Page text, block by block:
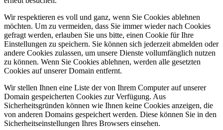
Wir respektieren es voll und ganz, wenn Sie Cookies ablehnen
möchten. Um zu vermeiden, dass Sie immer wieder nach Cookies
gefragt werden, erlauben Sie uns bitte, einen Cookie für Ihre
Einstellungen zu speichern. Sie können sich jederzeit abmelden oder
andere Cookies zulassen, um unsere Dienste vollumfänglich nutzen
zu können. Wenn Sie Cookies ablehnen, werden alle gesetzten
Cookies auf unserer Domain entfernt.
Wir stellen Ihnen eine Liste der von Ihrem Computer auf unserer
Domain gespeicherten Cookies zur Verfügung. Aus
Sicherheitsgründen können wie Ihnen keine Cookies anzeigen, die
von anderen Domains gespeichert werden. Diese können Sie in den
Sicherheitseinstellungen Ihres Browsers einsehen.